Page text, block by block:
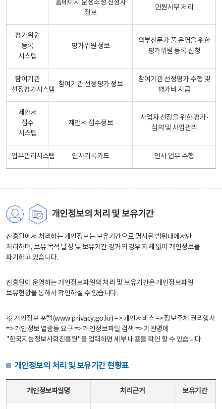
홈페이지 분쟁조정 신청자
정보
민원사무 처리
평가위원
등록
시스템
평가위원 정보
외부전문가 풀 운영을 위한
평가위원 등록 신청
참여기관
선정평가시스템
참여기관 선정평가 정보
참여기관 선정평가 수행 및
평가비 지급
제안서
접수
시스템
제안서 접수정보
사업자 선정을 위한 평가·
심의 및 사업관리
업무관리시스템 인사기록카드 인사 업무 수행
개인정보의 처리 및 보유기간
진흥원에서 처리하는 개인정보는 보유기간으로 명시된 범위내에서만
처리하며, 보유 목적 달성 및 보유기간 경과의 경우 지체 없이 개인정보를
파기하고 있습니다.
진흥원이 운영하는 개인정보파일의 처리 및 보유기간은 개인정보파일
보유현황을 통해서 확인하실 수 있습니다.
※ 개인정보 포털(www.privacy.go.kr) => 개인서비스 => 정보주체 권리행사
=> 개인정보 열람등 요구 => 개인정보파일 검색 => 기관명에
"한국지능정보사회진흥원"을 입력하면 세부 내용을 확인 할 수 있습니다.
개인정보의 처리 및 보유기간 현황표
개인정보파일명 처리근거 보유기간